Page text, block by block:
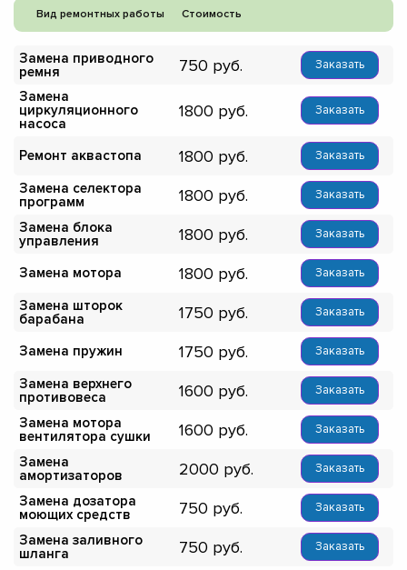
Вид ремонтных работы Стоимость
Замена приводного
ремня
750 Заказать
Замена
циркуляционного
насоса
1800 Заказать
Ремонт аквастопа 1800 Заказать
Замена селектора
программ
1800 Заказать
Замена блока
управления
1800 Заказать
Замена мотора 1800 Заказать
Замена шторок
барабана
1750 Заказать
Замена пружин 1750 Заказать
Замена верхнего
противовеса
1600 Заказать
Замена мотора
вентилятора сушки
1600 Заказать
Замена
амортизаторов
2000 Заказать
Замена дозатора
моющих средств
750 Заказать
Замена заливного
шланга
750 Заказать